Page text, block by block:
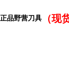
品野营刀具 （现